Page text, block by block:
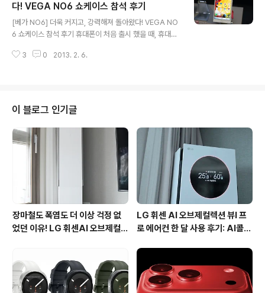
이스가 우선 출시되었고, 향후 지속적으로 지원 단말기를
늘려간다고 합니다. 이번에 소개해드릴 제품은 바투카에서
출시한 파이톤 브라운 명품 갤럭시노트2 케이스입니다. 파
이톤 브라운 갤럭시노트2 케이스는 PU 파이톤 무늬로 고
급스러움이 느껴지는 케이스인데요. 그럼 지금부터 간단하
다! VEGA NO6 쇼케이스 참석 후기
[베가 NO6] 더욱 커지고, 강력해져 돌아왔다! VEGA NO
6 쇼케이스 참석 후기 휴대폰이 처음 출시 했을 때, 휴대폰
서 이제 휴대폰은 단순히 말하고 듣는 용도가 아닌 '보는'
난 1월 29일이었죠. 강남 논현동 쿤스트할레에서 팬택은
국내 최초 Full HD LTE 스마트폰 베가 NO6 Full HD (VE
GA NO6 Full HD, 모델명: IM-A860S)를 공개했습니
다. 베가 NO6 Full HD라는 애칭을 보면 알 수 있듯이 베
가 NO6는 국내 최초 6인치급 대화면을 갖춘 F..
3 0 2013. 2. 6.
이 블로그 인기글
장마철도 폭염도 더 이상 걱정 없
었던 이유! LG 휘센AI 오브제컬렉
LG 휘센 AI 오브제컬렉션 뷰I 프
로 에어컨 한 달 사용 후기: AI콜드